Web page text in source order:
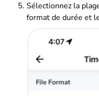
Sélectionnez la
format de durée et